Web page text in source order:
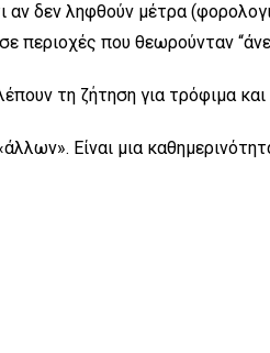
αν δεν ληφθούν μέτρα
περιοχές που θεωρούνταν
τη ζήτηση για τρόφιμα
Είναι μια